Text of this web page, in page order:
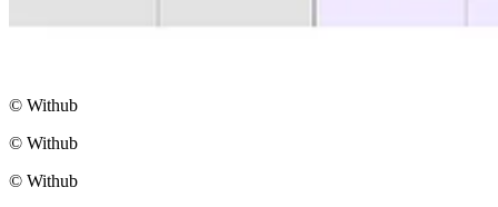
© Withub
© Withub
© Withub